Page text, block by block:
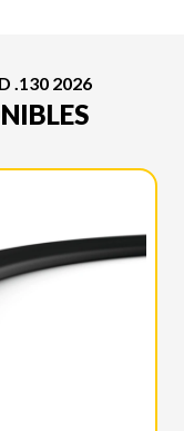
.130 2026